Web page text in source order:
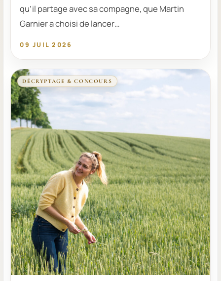
qu’il partage avec sa compagne, que Martin
Garnier a choisi de lancer…
09 JUIL 2026
DÉCRYPTAGE & CONCOURS